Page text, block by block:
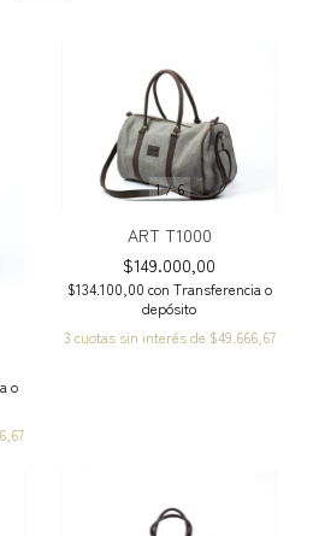
o
1/6
ART T1000
$149.000,00
$134.100,00 con Transferencia o
depósito
3 cuotas sin interés de $49.666,67